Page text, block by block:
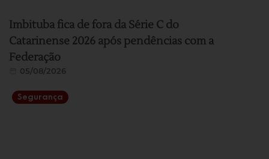
Imbituba fica de fora da Série C do
Catarinense 2026 após pendências com a
Federação
05/08/2026
Segurança